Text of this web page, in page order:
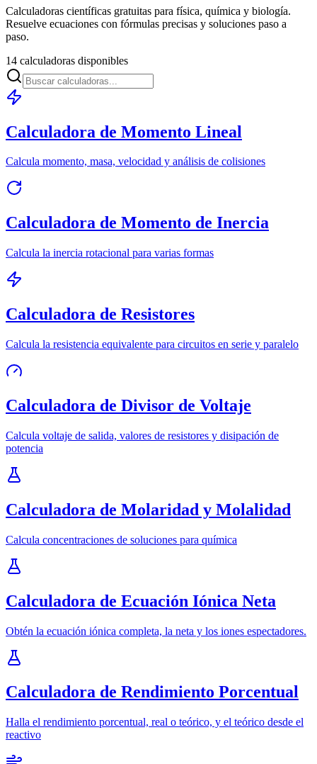
Calculadoras científicas gratuitas para física, química y biología.
Resuelve ecuaciones con fórmulas precisas y soluciones paso a
paso.
14 calculadoras disponibles
Calculadora de Momento Lineal
Calcula momento, masa, velocidad y análisis de colisiones
Calculadora de Momento de Inercia
Calcula la inercia rotacional para varias formas
Calculadora de Resistores
Calcula la resistencia equivalente para circuitos en serie y paralelo
Calculadora de Divisor de Voltaje
Calcula voltaje de salida, valores de resistores y disipación de
potencia
Calculadora de Molaridad y Molalidad
Calcula concentraciones de soluciones para química
Calculadora de Ecuación Iónica Neta
Obtén la ecuación iónica completa, la neta y los iones espectadores.
Calculadora de Rendimiento Porcentual
Halla el rendimiento porcentual, real o teórico, y el teórico desde el
reactivo